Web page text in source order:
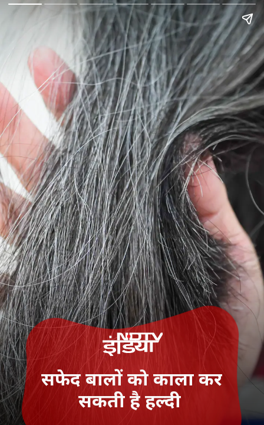
सफेद बालों को काला कर
सकती है हल्दी